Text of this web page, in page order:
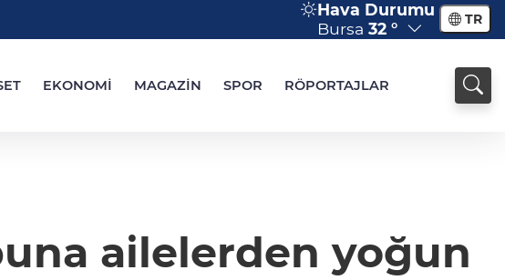
Hava Durumu
Bursa 32 ° TR
EKONOMİ MAGAZİN SPOR RÖPORTAJLAR
ailelerden yoğun